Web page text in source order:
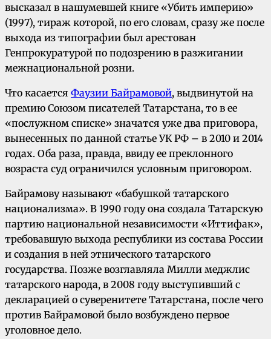
высказал в нашумевшей книге «Убить империю»
(1997), тираж которой, по его словам, сразу же после
выхода из типографии был арестован
Генпрокуратурой по подозрению в разжигании
межнациональной розни.
Что касается Фаузии Байрамовой, выдвинутой на
премию Союзом писателей Татарстана, то в ее
«послужном списке» значатся уже два приговора,
вынесенных по данной статье УК РФ – в 2010 и 2014
годах. Оба раза, правда, ввиду ее преклонного
возраста суд ограничился условным приговором.
Байрамову называют «бабушкой татарского
национализма». В 1990 году она создала Татарскую
партию национальной независимости «Иттифак»,
требовавшую выхода республики из состава России
и создания в ней этнического татарского
государства. Позже возглавляла Милли меджлис
татарского народа, в 2008 году выступивший с
декларацией о суверенитете Татарстана, после чего
против Байрамовой было возбуждено первое
уголовное дело.